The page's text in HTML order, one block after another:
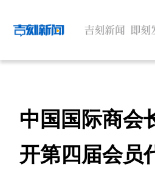
中国国际商会
开第四届会员